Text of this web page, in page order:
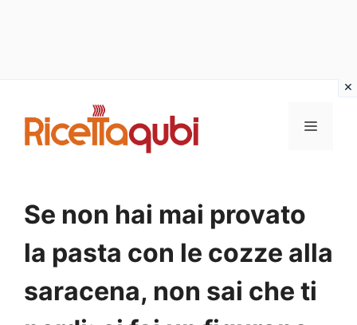
contenuto
MENU
Se non hai mai provato
la pasta con le cozze alla
saracena, non sai che ti